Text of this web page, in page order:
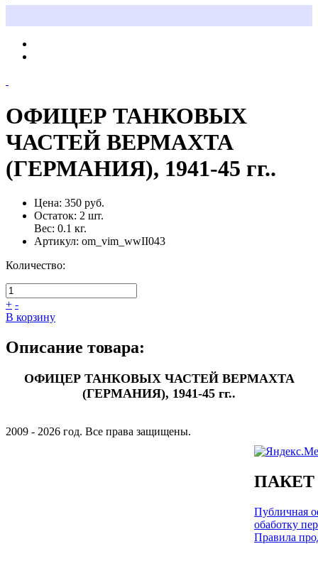
ОФИЦЕР ТАНКОВЫХ
ЧАСТЕЙ ВЕРМАХТА
(ГЕРМАНИЯ), 1941-45 гг..
Цена: 350 руб.
Остаток: 2 шт.
Вес: 0.1 кг.
Артикул: om_vim_wwII043
Количество:
+ -
В корзину
Описание товара:
ОФИЦЕР ТАНКОВЫХ ЧАСТЕЙ ВЕРМАХТА
(ГЕРМАНИЯ), 1941-45 гг..
2009 - 2026 год. Все права защищены.
Публичная
обаботку
Правила